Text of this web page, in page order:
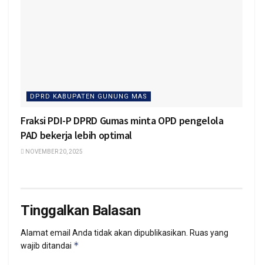
DPRD KABUPATEN GUNUNG MAS
Fraksi PDI-P DPRD Gumas minta OPD pengelola
PAD bekerja lebih optimal
NOVEMBER 20, 2025
Tinggalkan Balasan
Alamat email Anda tidak akan dipublikasikan. Ruas yang
wajib ditandai *